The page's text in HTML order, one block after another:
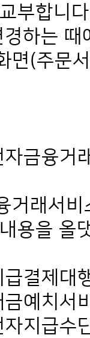
부합니
하는 때
면(주문
금융거
래서
용을 올
결제대
예치서
지급수